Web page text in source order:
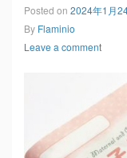
Posted on 2024年1月
By Flaminio
Leave a comment